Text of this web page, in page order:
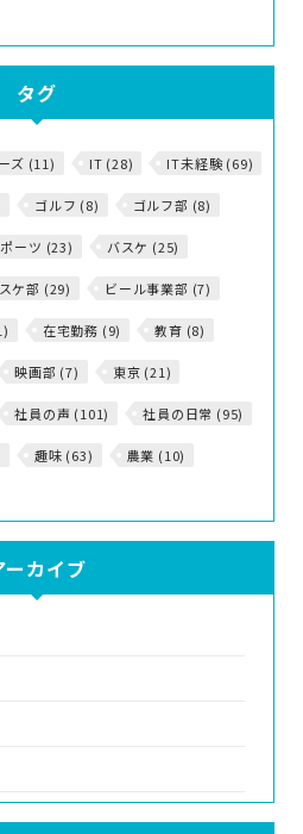
タグ
ズ (11) IT (28) IT未経験 (69)
ゴルフ (8) ゴルフ部 (8)
ーツ (23) バスケ (25)
ケ部 (29) ビール事業部 (7)
在宅勤務 (9) 教育 (8)
映画部 (7) 東京 (21)
社員の声 (101) 社員の日常 (95)
趣味 (63) 農業 (10)
ーカイブ